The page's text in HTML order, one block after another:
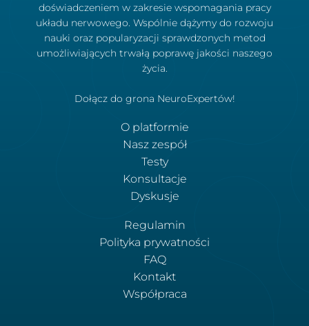
doświadczeniem w zakresie wspomagania pracy
układu nerwowego. Wspólnie dążymy do rozwoju
nauki oraz popularyzacji sprawdzonych metod
umożliwiających trwałą poprawę jakości naszego
życia.
Dołącz do grona NeuroExpertów!
O platformie
Nasz zespół
Testy
Konsultacje
Dyskusje
Regulamin
Polityka prywatności
FAQ
Kontakt
Współpraca